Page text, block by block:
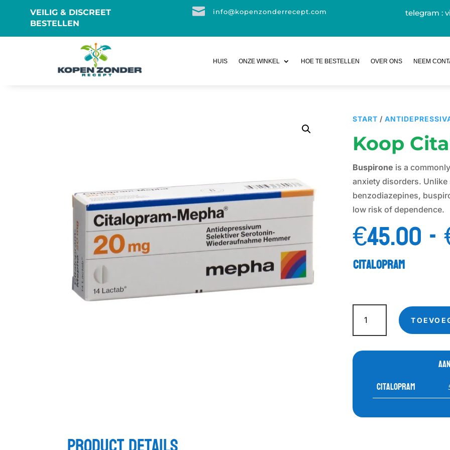
VEILIG & DISCREET
BESTELLEN
 info@kopenzonderrecept.com telegram :
HUIS ONZE WINKEL HOE TE BESTELLEN OVER ONS NEEM
START /
Koop
Buspirone is a
anxiety disorders.
benzodiazepines,
low risk of dependence.
€45.00-
Citalopram
Koop
Citalopram
aantal
Citalopram